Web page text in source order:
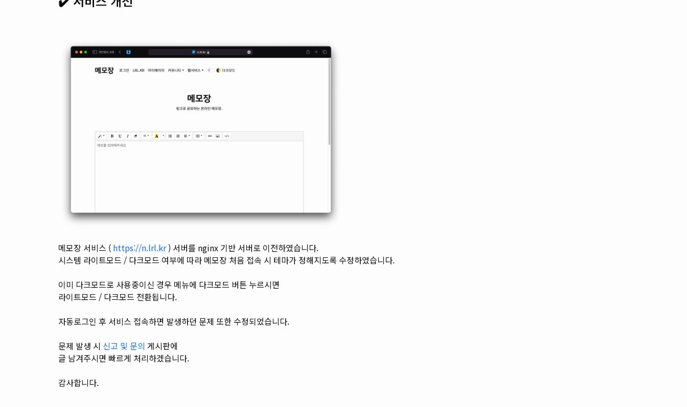
메모장 서비스 ( https://n.lrl.kr) 서버를 nginx 기반 서버로 이전하였습니다.
시스템 라이트모드 / 다크모드 여부에 따라 메모장 처음 접속 시 테마가 정해지도록 수정하였습니다.
이미 다크모드로 사용중이신 경우 메뉴에 다크모드 버튼 누르시면
라이트모드 / 다크모드 전환됩니다.
자동로그인 후 서비스 접속하면 발생하던 문제 또한 수정되었습니다.
문제 발생 시 신고 및 문의 게시판에
글 남겨주시면 빠르게 처리하겠습니다.
감사합니다.